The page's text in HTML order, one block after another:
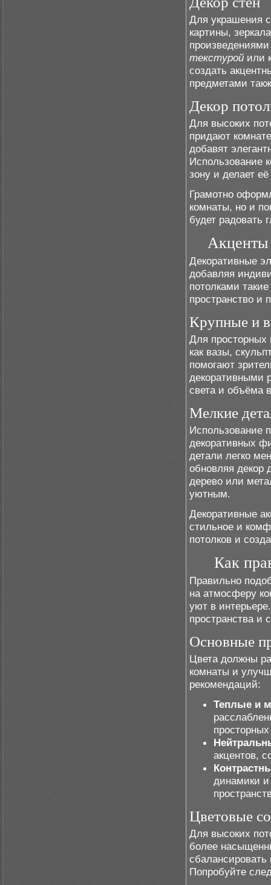
Для украшения
картины,
текстурой или
создать
предметами
Декор
Для высоких
придают
добавят
Использование
зону и делает
Грамотно
комнаты, но и
будет радовать
Акценты
Декоративные
добавляя
потолками
пространство и
Крупные и
Для
как вазы,
помогают
декоративными
света и объёма
Мелкие
Использование
декоративных
детали легко
обновляя декор
дерево или
уютным.
Декоративные
стильное и
потолков и
Как
Правильно
на атмосферу
уют в
пространства и
Основные
Цвета должны
комнаты и
рекомендаций:
Теплые и
акцентов,
динамики и
Цветовые
Для высоких
более
Попробуйте